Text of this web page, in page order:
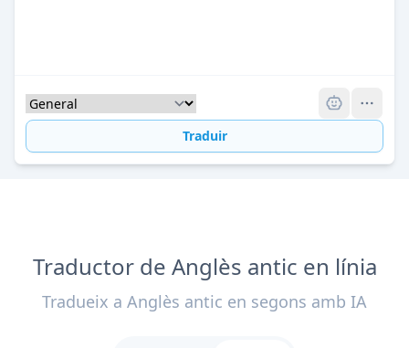
Traduir
Traductor de Anglès antic en línia
Tradueix a Anglès antic en segons amb IA